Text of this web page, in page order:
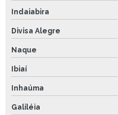
Indaiabira
Divisa Alegre
Naque
Ibiaí
Inhaúma
Galiléia